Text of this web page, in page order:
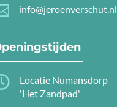
info@jeroenverschut.nl
Locatie Numansdorp
'Het Zandpad'